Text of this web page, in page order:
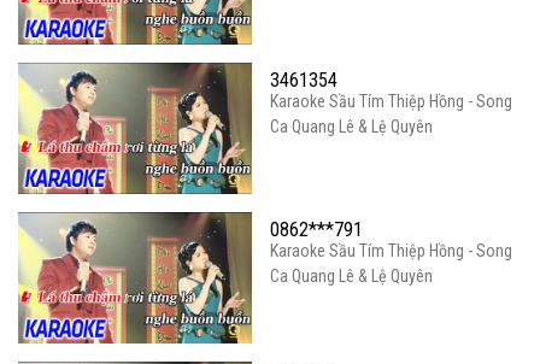
3461354
Karaoke Sầu Tím Thiệp Hồng - Song
Ca Quang Lê & Lệ Quyên
0862***791
Karaoke Sầu Tím Thiệp Hồng - Song
Ca Quang Lê & Lệ Quyên